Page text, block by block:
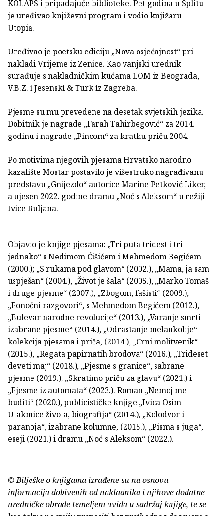
KOLAPS i pripadajuće biblioteke. Pet godina u Splitu
je uređivao književni program i vodio knjižaru
Utopia.
Uređivao je poetsku ediciju „Nova osjećajnost“ pri
nakladi Vrijeme iz Zenice. Kao vanjski urednik
surađuje s nakladničkim kućama LOM iz Beograda,
V.B.Z. i Jesenski & Turk iz Zagreba.
Pjesme su mu prevedene na desetak svjetskih jezika.
Dobitnik je nagrade „Farah Tahirbegović“ za 2014.
godinu i nagrade „Pincom“ za kratku priču 2004.
Po motivima njegovih pjesama Hrvatsko narodno
kazalište Mostar postavilo je višestruko nagrađivanu
predstavu „Gnijezdo“ autorice Marine Petković Liker,
a ujesen 2022. godine dramu „Noć s Aleksom“ u režiji
Ivice Buljana.
Objavio je knjige pjesama: „Tri puta tridest i tri
jednako“ s Nedimom Ćišićem i Mehmedom Begićem
(2000.); „S rukama pod glavom“ (2002.), „Mama, ja sam
uspješan“ (2004.), „Život je šala“ (2005.), „Marko Tomaš
i druge pjesme“ (2007.), „Zbogom, fašisti“ (2009.),
„Ponoćni razgovori“, s Mehmedom Begićem (2012.),
„Bulevar narodne revolucije“ (2013.), „Varanje smrti –
izabrane pjesme“ (2014.), „Odrastanje melankolije“ –
kolekcija pjesama i priča, (2014.), „Crni molitvenik“
(2015.), „Regata papirnatih brodova“ (2016.), „Trideset
deveti maj“ (2018.), „Pjesme s granice“, sabrane
pjesme (2019.), „Skratimo priču za glavu“ (2021.) i
„Pjesme iz automata“ (2023.). Roman „Nemoj me
buditi“ (2020.), publicističke knjige „Ivica Osim –
Utakmice života, biografija“ (2014.), „Kolodvor i
paranoja“, izabrane kolumne, (2015.), „Pisma s juga“,
eseji (2021.) i dramu „Noć s Aleksom“ (2022.).
© Bilješke o knjigama izrađene su na osnovu
informacija dobivenih od nakladnika i njihove dodatne
uredničke obrade temeljem uvida u sadržaj knjige, te se